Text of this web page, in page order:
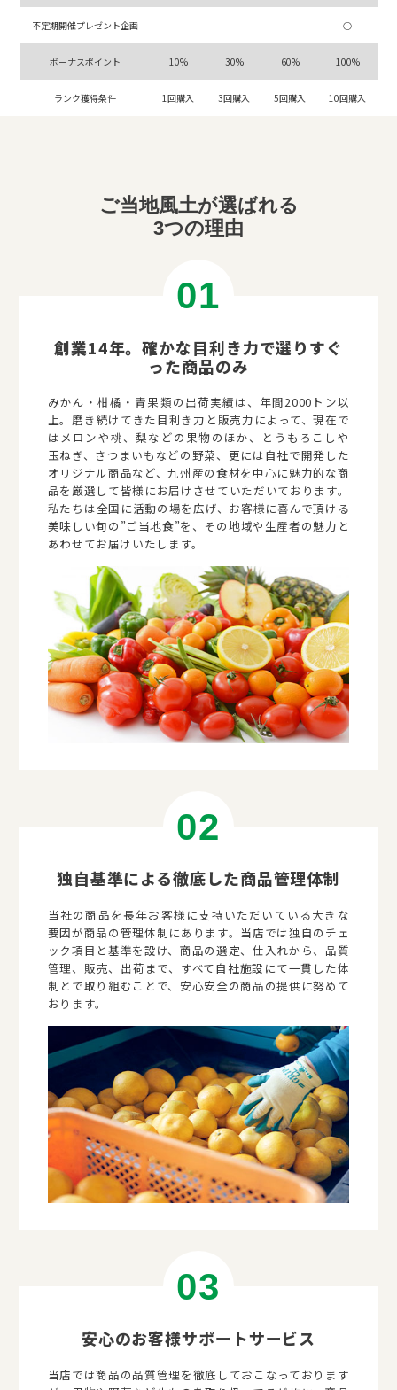
不定期開催プレゼント企画 ○
ボーナスポイント 10% 30% 60% 100%
ランク獲得条件 1回購入 3回購入 5回購入 10回購入
ご当地風土が選ばれる
3つの理由
創業14年。確かな目利き力で選りすぐ
った商品のみ
みかん・柑橘・青果類の出荷実績は、年間2000トン以
上。磨き続けてきた目利き力と販売力によって、現在で
はメロンや桃、梨などの果物のほか、とうもろこしや
玉ねぎ、さつまいもなどの野菜、更には自社で開発した
オリジナル商品など、九州産の食材を中心に魅力的な商
品を厳選して皆様にお届けさせていただいております。
私たちは全国に活動の場を広げ、お客様に喜んで頂ける
美味しい旬の”ご当地食”を、その地域や生産者の魅力と
あわせてお届けいたします。
独自基準による徹底した商品管理体制
当社の商品を長年お客様に支持いただいている大きな
要因が商品の管理体制にあります。当店では独自のチェ
ック項目と基準を設け、商品の選定、仕入れから、品質
管理、販売、出荷まで、すべて自社施設にて一貫した体
制とで取り組むことで、安心安全の商品の提供に努めて
おります。
安心のお客様サポートサービス
当店では商品の品質管理を徹底しておこなっております